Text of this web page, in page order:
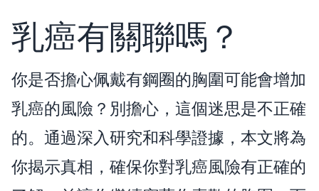
乳癌有關聯嗎？
你是否擔心佩戴有鋼圈的胸圍可能會增加
乳癌的風險？別擔心，這個迷思是不正確
的。通過深入研究和科學證據，本文將為
你揭示真相，確保你對乳癌風險有正確的